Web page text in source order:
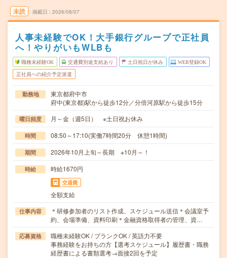
未読 掲載日 2026/08/07
人事未経験でOK！大手銀行グループで正社員
へ！やりがいもWLBも
職種未経験OK 交通費別途支給あり 土日祝日が休み WEB登録OK
正社員への紹介予定派遣
勤務地
東京都府中市
府中(東京都)駅から徒歩12分／分倍河原駅から徒歩15分
曜日頻度 月～金（週5日） ※土日祝お休み
時間 08:50～17:10(実働7時間20分 休憩1時間)
期間 2026年10月上旬～長期 ※10月～！
時給 時給1670円
交通費
全額支給
仕事内容
＊研修参加者のリスト作成、スケジュール送信＊会議室予
約、会場準備、資料印刷＊金融資格取得者の管理、資…
応募資格
職種未経験OK / ブランクOK / 英語力不要
事務経験をお持ちの方【選考スケジュール】履歴書・職務
経歴書による書類選考→面接2回を予定